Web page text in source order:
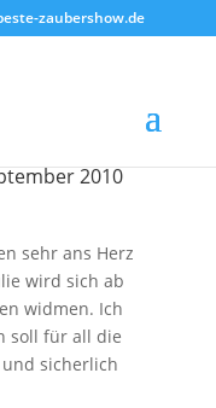
zaubershow.de
2010
sehr ans Herz
wird sich ab
widmen. Ich
soll für all die
sicherlich